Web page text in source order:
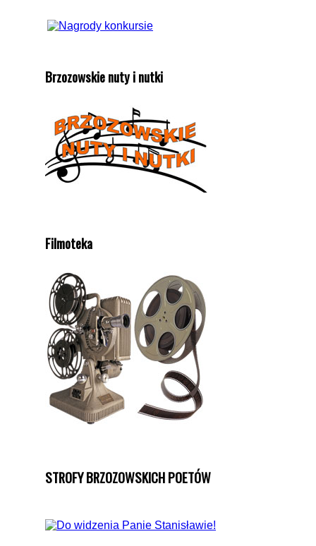
Brzozowskie nuty i nutki
Filmoteka
STROFY BRZOZOWSKICH POETÓW